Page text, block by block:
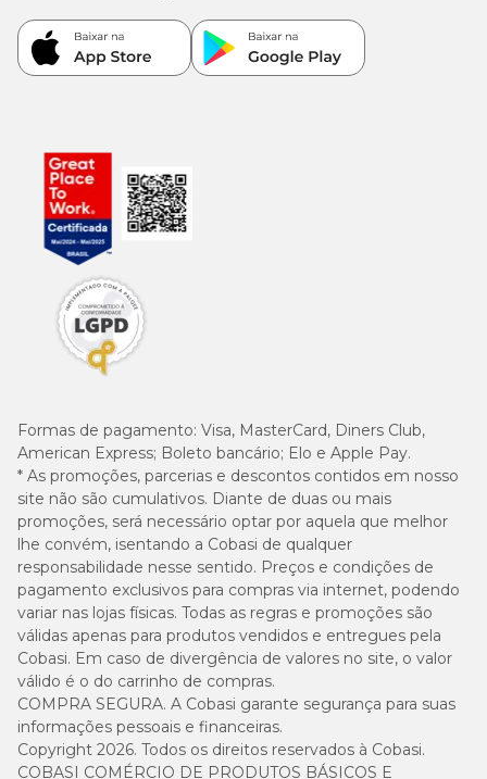
Formas de pagamento: Visa, MasterCard, Diners Club,
American Express; Boleto bancário; Elo e Apple Pay.
* As promoções, parcerias e descontos contidos em nosso
site não são cumulativos. Diante de duas ou mais
promoções, será necessário optar por aquela que melhor
lhe convém, isentando a Cobasi de qualquer
responsabilidade nesse sentido. Preços e condições de
pagamento exclusivos para compras via internet, podendo
variar nas lojas físicas. Todas as regras e promoções são
válidas apenas para produtos vendidos e entregues pela
Cobasi. Em caso de divergência de valores no site, o valor
válido é o do carrinho de compras.
COMPRA SEGURA. A Cobasi garante segurança para suas
informações pessoais e financeiras.
Copyright 2026. Todos os direitos reservados à Cobasi.
COBASI COMÉRCIO DE PRODUTOS BÁSICOS E